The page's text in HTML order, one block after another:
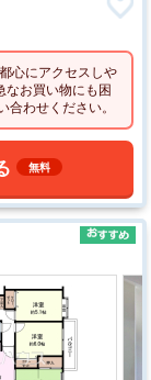
心にアクセスしや
なお買い物にも困
合わせください。
無料